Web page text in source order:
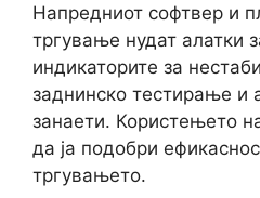
Напредниот софтвер и
тргување нудат алатки
индикаторите за
заднинско тестирање и
занаети. Користењето
да ја подобри
тргувањето.